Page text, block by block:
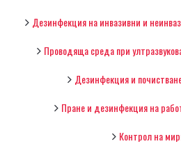
Дезинфекция на инвазивни и
Проводяща среда при
Дезинфекция и
Пране и дезинфекция на
Контрол на